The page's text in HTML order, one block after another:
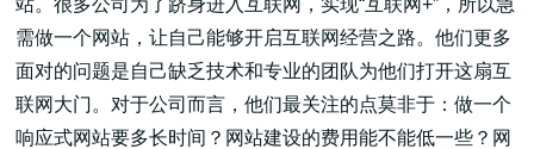
头部潮玩盲盒/谷子卡牌/二次元手办抽赏开发
一番赏/魔力赏/福袋抽赏/宝箱赏/无限赏
需做一个网站，让自己能够开启互联网经营之路。他们更多
面对的问题是自己缺乏技术和专业的团队为他们打开这扇互
联网大门。对于公司而言，他们最关注的点莫非于：做一个
响应式网站要多长时间？网站建设的费用能不能低一些？网